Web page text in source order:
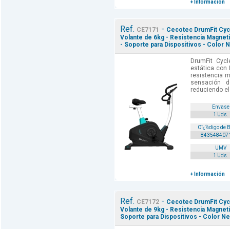
+ Información
Ref. CE7171 - Cecotec DrumFit
Volante de 6kg - Resistencia
- Soporte para Dispositivos - Color
DrumFit
estática con
resistencia
sensación
reduciendo
Envase
1 Uds.
Cï¿½digo de
UMV
1 Uds.
+ Información
Ref. CE7172- Cecotec DrumFit
Volante de 9kg - Resistencia
Soporte para Dispositivos - Color